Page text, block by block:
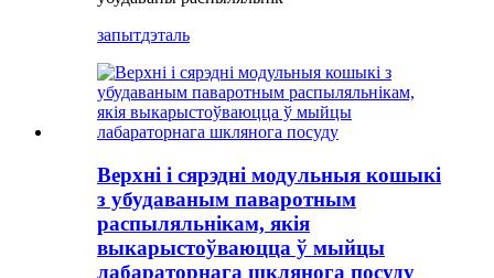
запытдэталь
Верхні і сярэдні модульныя кошыкі
з убудаваным паваротным
распыляльнікам, якія
выкарыстоўваюцца ў мыйцы
лабараторнага шклянога посуду